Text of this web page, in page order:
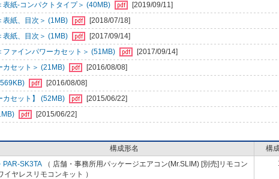
紙-コンパクトタイプ＞ (40MB)
[2019/09/11]
表紙、目次＞ (1MB)
[2018/07/18]
表紙、目次＞ (1MB)
[2017/09/14]
ァインパワーカセット＞ (51MB)
[2017/09/14]
カセット＞ (21MB)
[2016/08/08]
[2016/08/08]
カセット】 (52MB)
[2015/06/22]
[2015/06/22]
構成形名
構
PAR-SK3TA （ 店舗・事務所用パッケージエアコン(Mr.SLIM) [別売]リモコン
イヤレスリモコンキット ）